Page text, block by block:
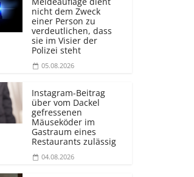
nicht dem Zweck
einer Person zu
verdeutlichen, dass
sie im Visier der
Polizei steht
05.08.2026
Instagram-Beitrag
über vom Dackel
gefressenen
Mäuseköder im
Gastraum eines
Restaurants zulässig
04.08.2026